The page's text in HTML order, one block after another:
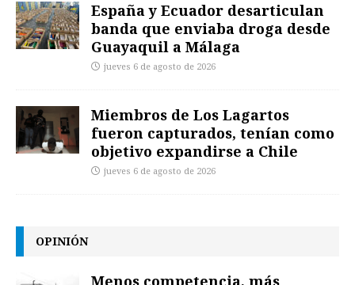
España y Ecuador desarticulan
banda que enviaba droga desde
Guayaquil a Málaga
jueves 6 de agosto de 2026
Miembros de Los Lagartos
fueron capturados, tenían como
objetivo expandirse a Chile
jueves 6 de agosto de 2026
OPINIÓN